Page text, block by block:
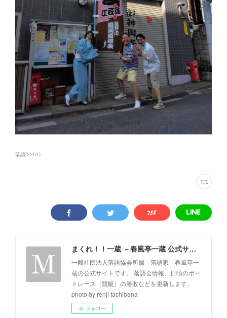
落語(2251)
まくれ！！一蔵 －春風亭一蔵 公式サイト－
一般社団法人落語協会所属 落語家 春風亭一
蔵の公式サイトです。 落語会情報、日頃のボー
トレース（競艇）の勝敗などを更新します。
photo by renji tachibana
フォロー